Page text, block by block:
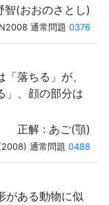
智(おおのさとし)
通常問題 0376
落ちる」が、
」、顔の部分は
正解 : あご(顎)
通常問題 0488
がある動物に似